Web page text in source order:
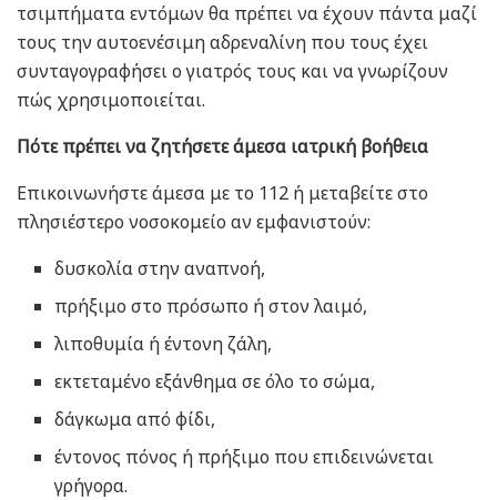
τσιμπήματα εντόμων θα πρέπει να έχουν πάντα μαζί
τους την αυτοενέσιμη αδρεναλίνη που τους έχει
συνταγογραφήσει ο γιατρός τους και να γνωρίζουν
πώς χρησιμοποιείται.
Πότε πρέπει να ζητήσετε άμεσα ιατρική βοήθεια
Επικοινωνήστε άμεσα με το 112 ή μεταβείτε στο
πλησιέστερο νοσοκομείο αν εμφανιστούν:
δυσκολία στην αναπνοή,
πρήξιμο στο πρόσωπο ή στον λαιμό,
λιποθυμία ή έντονη ζάλη,
εκτεταμένο εξάνθημα σε όλο το σώμα,
δάγκωμα από φίδι,
έντονος πόνος ή πρήξιμο που επιδεινώνεται
γρήγορα.